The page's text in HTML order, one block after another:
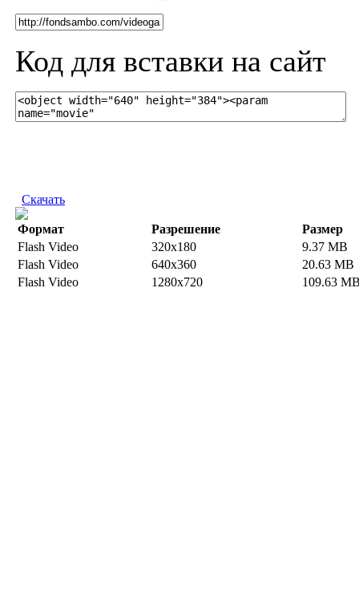
Код для вставки на сайт
Скачать
Формат Разрешение
Размер
Flash Video
320x180
9.37 MB
Flash Video
640x360
20.63 MB
Flash Video
1280x720 109.63